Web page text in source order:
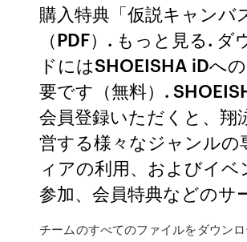
購入特典「仮説キャンバ
（PDF）. もっと見る. ダ
ドにはSHOEISHA iDへ
要です（無料）.
会員登録いただくと、翔
営する様々なジャンルの
ィアの利用、およびイベ
参加、会員特典などのサ
チームのすべてのファイルをダウン